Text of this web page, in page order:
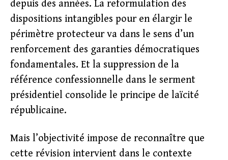
depuis des années. La reformulation des
dispositions intangibles pour en élargir le
périmètre protecteur va dans le sens d’un
renforcement des garanties démocratiques
fondamentales. Et la suppression de la
référence confessionnelle dans le serment
présidentiel consolide le principe de laïcité
républicaine.
Mais l’objectivité impose de reconnaître que
cette révision intervient dans le contexte